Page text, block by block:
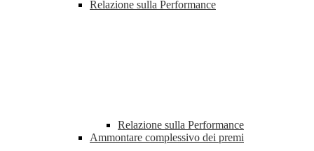
Relazione sulla Performance
Relazione sulla Performance
Ammontare complessivo dei premi